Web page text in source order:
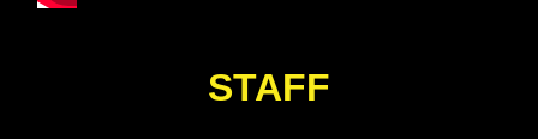
STAFF